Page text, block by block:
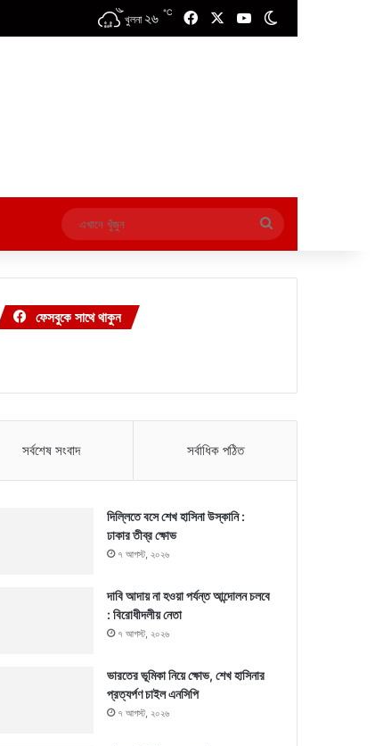
খুলনা ২৬ ℃ FacebookYouTube
এখানে
খুঁজুন
ফেসবুকে সাথে থাকুন
সর্বশেষ সংবাদ সর্বাধিক পঠিত
দিল্লিতে বসে শেখ হাসিনা উস্কানি :
ঢাকার তীব্র ক্ষোভ
৭ আগস্ট, ২০২৬
দাবি আদায় না হওয়া পর্যন্ত আন্দোলন চলবে
: বিরোধীদলীয় নেতা
৭ আগস্ট, ২০২৬
ভারতের ভূমিকা নিয়ে ক্ষোভ, শেখ হাসিনার
প্রত্যর্পণ চাইল এনসিপি
৭ আগস্ট, ২০২৬